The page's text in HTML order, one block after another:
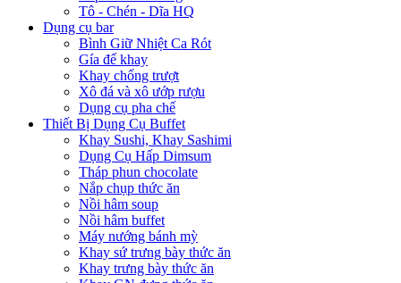
Tô - Chén - Dĩa HQ
Dụng cụ bar
Bình Giữ Nhiệt Ca Rót
Gía để khay
Khay chống trượt
Xô đá và xô ướp rượu
Dụng cụ pha chế
Thiết Bị Dụng Cụ Buffet
Khay Sushi, Khay Sashimi
Dụng Cụ Hấp Dimsum
Tháp phun chocolate
Nắp chụp thức ăn
Nồi hâm soup
Nồi hâm buffet
Máy nướng bánh mỳ
Khay sứ trưng bày thức ăn
Khay trưng bày thức ăn